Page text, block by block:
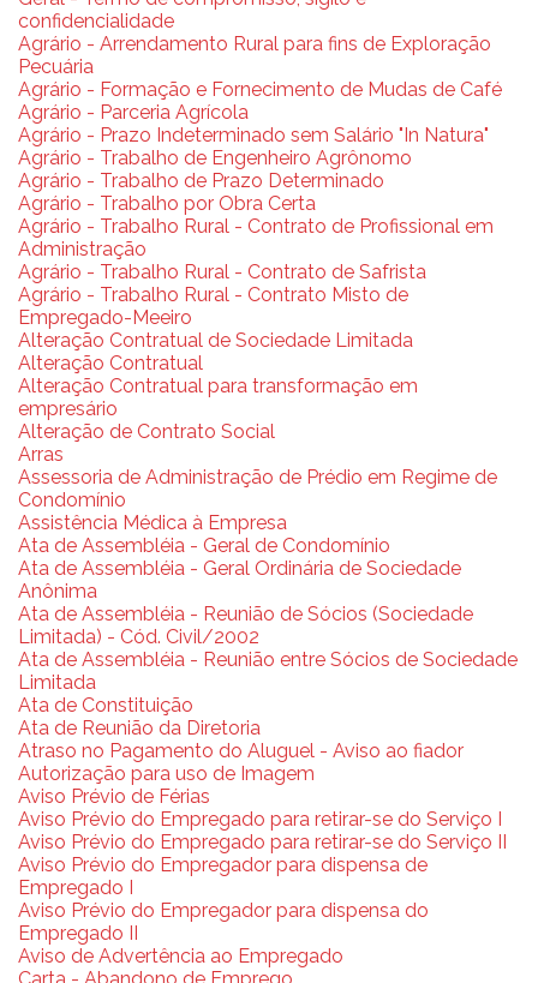
confidencialidade
Agrário - Arrendamento Rural para fins de Exploração
Pecuária
Agrário - Formação e Fornecimento de Mudas de Café
Agrário - Parceria Agrícola
Agrário - Prazo Indeterminado sem Salário "In Natura"
Agrário - Trabalho de Engenheiro Agrônomo
Agrário - Trabalho de Prazo Determinado
Agrário - Trabalho por Obra Certa
Agrário - Trabalho Rural - Contrato de Profissional em
Administração
Agrário - Trabalho Rural - Contrato de Safrista
Agrário - Trabalho Rural - Contrato Misto de
Empregado-Meeiro
Alteração Contratual de Sociedade Limitada
Alteração Contratual
Alteração Contratual para transformação em
empresário
Alteração de Contrato Social
Arras
Assessoria de Administração de Prédio em Regime de
Condomínio
Assistência Médica à Empresa
Ata de Assembléia - Geral de Condomínio
Ata de Assembléia - Geral Ordinária de Sociedade
Anônima
Ata de Assembléia - Reunião de Sócios (Sociedade
Limitada) - Cód. Civil/2002
Ata de Assembléia - Reunião entre Sócios de Sociedade
Limitada
Ata de Constituição
Ata de Reunião da Diretoria
Atraso no Pagamento do Aluguel - Aviso ao fiador
Autorização para uso de Imagem
Aviso Prévio de Férias
Aviso Prévio do Empregado para retirar-se do Serviço I
Aviso Prévio do Empregado para retirar-se do Serviço II
Aviso Prévio do Empregador para dispensa de
Empregado I
Aviso Prévio do Empregador para dispensa do
Empregado II
Aviso de Advertência ao Empregado